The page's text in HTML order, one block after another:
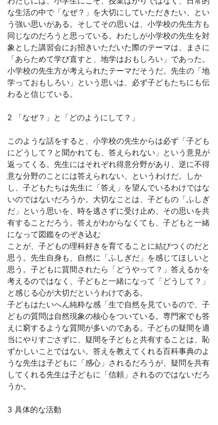
な生活の中で「なぜ？」を大切にしていただきたい、とい
う強い思いがある。そしてその思いは、小学校の先生方も
同じなのだろうと思っている。わたしが小学校の先生を対
象とした講習会にお招きいただいた際のテーマは、まさに
「あらためて学び直すと、地学はおもしろい」であった。
小学校の先生方が考えられたテーマだそうだ。先生の「地
学っておもしろい」という思いは、必ず子どもたちにも伝
わると信じている。
2 「なぜ？」と「どのようにして？」
このような話をすると、小学校の先生からは必ず「子ども
にどうして？と聞かれても、答えられない」という意見が
返ってくる。先生にはそれぞれ得意分野があり、逆に不得
意な分野のことには答えられない、というわけだ。しか
し、子どもたちは先生に「答え」を望んでいるわけではな
いのではないだろうか。大切なことは、子どもの「ふしぎ
だ」という思いを、時を逃さずに受け止め、その思いを共
有することだろう。答えがわからなくても、子どもと一緒
になって図鑑をのぞき込む
ことが、子どもの理科好きを育てることに結びつくのだと
思う。先生自身も、自然に「ふしぎだ」を感じてほしいと
思う。子どもに質間されたら「どうやって？」答えるかを
考えるのではなく、子どもと一緒になって「どうして？」
と感じる心が大切だというわけである。
子どもはたいへん純粋な感「生で自然を見ているので、子
どもの質問は自然現象の核心をついている。専門家でも答
えに窮するような質間が多いのである。子どもの疑間を適
当にやりすごさずに、疑間を子どもと共有することは、恥
ずかしいことではない。答えを教えてくれる百科事典のよ
うな先生は子どもに「感心」されるだろうが、疑問を共有
してくれる先生は子どもに「信頼」されるのではないだろ
うか。
3 具体的な活動